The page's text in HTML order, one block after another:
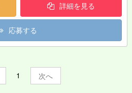
取 バード」検索でチェック！
詳細を見る
応募する
1 次